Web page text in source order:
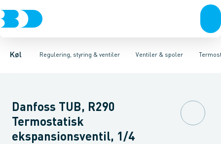
Køl Regulering, styring & ventiler
KompressorerKondenseringsaggregaterFordampere
Ventiler & spoler
Pressostater & termostaterSensorer & transmitterer
Magnetventiler til vandMagnetventiler til kølemiddel
Danfoss TUB, R290
Termostatisk
ekspansionsventil, 1/4